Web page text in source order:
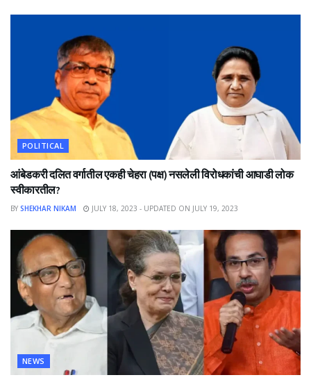
POLITICAL
आंबेडकरी दलित वर्गातील एकही चेहरा (पक्ष) नसलेली विरोधकांची आघाडी लोक
स्वीकारतील?
BY SHEKHAR NIKAM JULY 18, 2023 - UPDATED ON JULY 19, 2023
NEWS